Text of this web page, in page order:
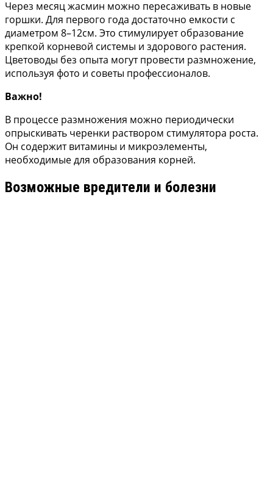
Через месяц жасмин можно пересаживать в новые
горшки. Для первого года достаточно емкости с
диаметром 8–12см. Это стимулирует образование
крепкой корневой системы и здорового растения.
Цветоводы без опыта могут провести размножение,
используя фото и советы профессионалов.
Важно!
В процессе размножения можно периодически
опрыскивать черенки раствором стимулятора роста.
Он содержит витамины и микроэлементы,
необходимые для образования корней.
Возможные вредители и болезни